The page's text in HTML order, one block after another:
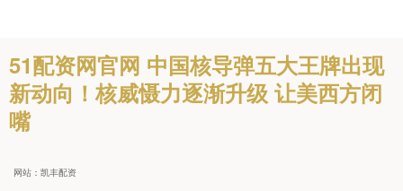
51配资网官网 中国核导弹五大王牌出现
新动向！核威慑力逐渐升级 让美西方闭
嘴
网站：凯丰配资